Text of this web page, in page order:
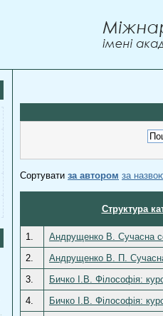
Сортувати за автором за
Структура
1.
Андрущенко В. Сучасна
2.
Андрущенко В. П.
3.
Бичко І.В. Філософія:
4.
Бичко І.В. Філософія: